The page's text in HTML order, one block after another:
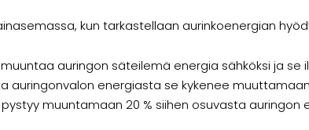
kun tarkastellaan aurinkoenergian
auringon säteilemä energia sähköksi ja se
auringonvalon energiasta se kykenee
muuntamaan 20 % siihen osuvasta auringon